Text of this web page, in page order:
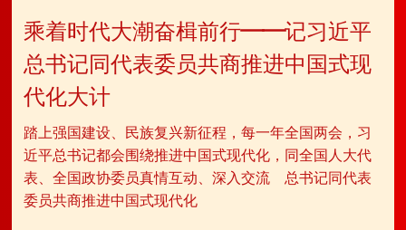
乘着时代大潮奋楫前行——记习近平
总书记同代表委员共商推进中国式现
代化大计
踏上强国建设、民族复兴新征程，每一年全国两会，习
近平总书记都会围绕推进中国式现代化，同全国人大代
表、全国政协委员真情互动、深入交流
总书记同代表
委员共商推进中国式现代化